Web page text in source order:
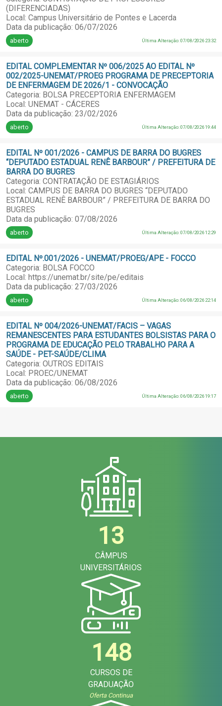
(DIFERENCIADAS)
Local: Campus Universitário de Pontes e Lacerda
Data da publicação: 06/07/2026
aberto Última Alteração: 07/08/2026 23:32
EDITAL COMPLEMENTAR Nº 006/2025 AO EDITAL Nº
002/2025-UNEMAT/PROEG PROGRAMA DE PRECEPTORIA
DE ENFERMAGEM DE 2026/1 - CONVOCAÇÃO
Categoria: BOLSA PRECEPTORIA ENFERMAGEM
Local: UNEMAT - CÁCERES
Data da publicação: 23/02/2026
aberto Última Alteração: 07/08/2026 19:44
EDITAL Nº 001/2026 - CAMPUS DE BARRA DO BUGRES
“DEPUTADO ESTADUAL RENÊ BARBOUR” / PREFEITURA DE
BARRA DO BUGRES
Categoria: CONTRATAÇÃO DE ESTAGIÁRIOS
Local: CAMPUS DE BARRA DO BUGRES “DEPUTADO
ESTADUAL RENÊ BARBOUR” / PREFEITURA DE BARRA DO
BUGRES
Data da publicação: 07/08/2026
aberto Última Alteração: 07/08/2026 12:29
EDITAL Nº.001/2026 - UNEMAT/PROEG/APE - FOCCO
Categoria: BOLSA FOCCO
Local: https://unemat.br/site/pe/editais
Data da publicação: 27/03/2026
aberto Última Alteração: 06/08/2026 22:14
EDITAL Nº 004/2026-UNEMAT/FACIS – VAGAS
REMANESCENTES PARA ESTUDANTES BOLSISTAS PARA O
PROGRAMA DE EDUCAÇÃO PELO TRABALHO PARA A
SAÚDE - PET-SAÚDE/CLIMA
Categoria: OUTROS EDITAIS
Local: PROEC/UNEMAT
Data da publicação: 06/08/2026
aberto Última Alteração: 06/08/2026 19:17
13
CÂMPUS
UNIVERSITÁRIOS
148
CURSOS DE
GRADUAÇÃO
Oferta Continua